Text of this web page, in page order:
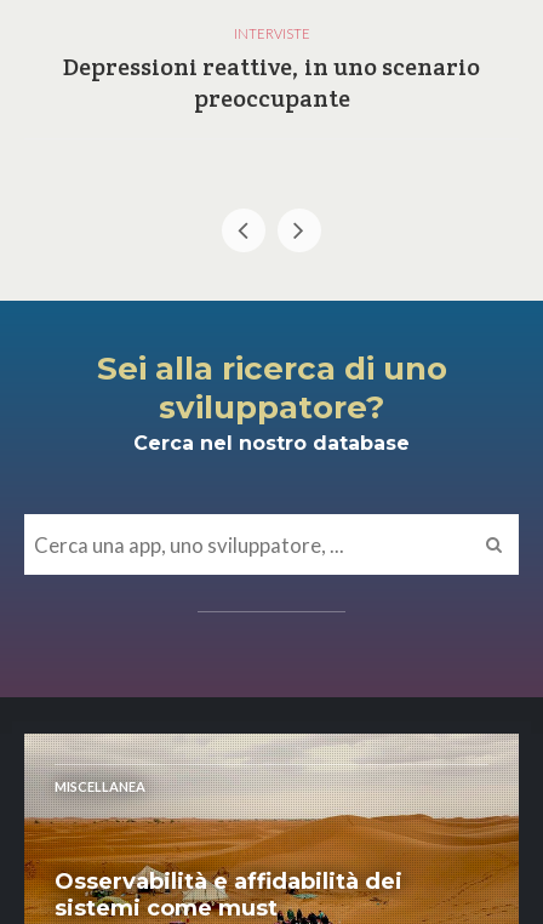
INTERVISTE
Depressioni reattive, in uno scenario
preoccupante
Sei alla ricerca di uno
sviluppatore?
Cerca nel nostro database
MISCELLANEA
Osservabilità e affidabilità dei
sistemi come must